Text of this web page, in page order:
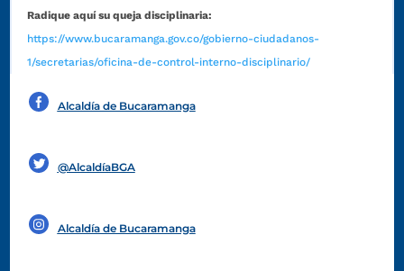
Radique aquí su queja disciplinaria:
https://www.bucaramanga.gov.co/gobierno-ciudadanos-
1/secretarias/oficina-de-control-interno-disciplinario/
Alcaldía de Bucaramanga
@AlcaldíaBGA
Alcaldía de Bucaramanga